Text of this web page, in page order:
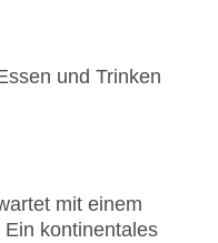
5
mit einem
kontinentales